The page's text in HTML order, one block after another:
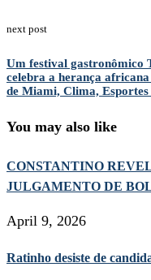
next post
Um festival
celebra a herança
de Miami, Clima,
You may also like
CONSTANTINO
JULGAMENTO DE
April 9, 2026
Ratinho desiste de